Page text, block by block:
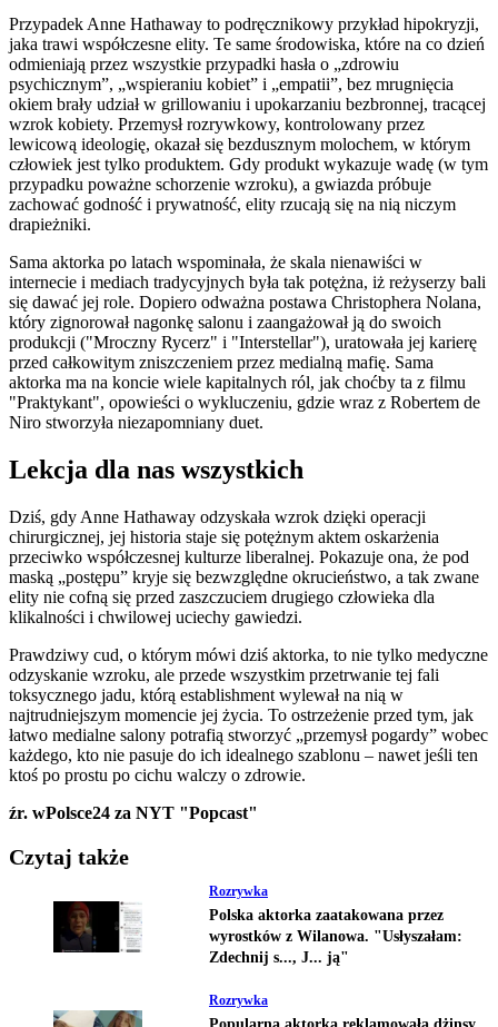
Przypadek Anne Hathaway to podręcznikowy przykład hipokryzji,
jaka trawi współczesne elity. Te same środowiska, które na co dzień
odmieniają przez wszystkie przypadki hasła o „zdrowiu
psychicznym”, „wspieraniu kobiet” i „empatii”, bez mrugnięcia
okiem brały udział w grillowaniu i upokarzaniu bezbronnej, tracącej
wzrok kobiety. Przemysł rozrywkowy, kontrolowany przez
lewicową ideologię, okazał się bezdusznym molochem, w którym
człowiek jest tylko produktem. Gdy produkt wykazuje wadę (w tym
przypadku poważne schorzenie wzroku), a gwiazda próbuje
zachować godność i prywatność, elity rzucają się na nią niczym
drapieżniki.
Sama aktorka po latach wspominała, że skala nienawiści w
internecie i mediach tradycyjnych była tak potężna, iż reżyserzy bali
się dawać jej role. Dopiero odważna postawa Christophera Nolana,
który zignorował nagonkę salonu i zaangażował ją do swoich
produkcji ("Mroczny Rycerz" i "Interstellar"), uratowała jej karierę
przed całkowitym zniszczeniem przez medialną mafię. Sama
aktorka ma na koncie wiele kapitalnych ról, jak choćby ta z filmu
"Praktykant", opowieści o wykluczeniu, gdzie wraz z Robertem de
Niro stworzyła niezapomniany duet.
Lekcja dla nas wszystkich
Dziś, gdy Anne Hathaway odzyskała wzrok dzięki operacji
chirurgicznej, jej historia staje się potężnym aktem oskarżenia
przeciwko współczesnej kulturze liberalnej. Pokazuje ona, że pod
maską „postępu” kryje się bezwzględne okrucieństwo, a tak zwane
elity nie cofną się przed zaszczuciem drugiego człowieka dla
klikalności i chwilowej uciechy gawiedzi.
Prawdziwy cud, o którym mówi dziś aktorka, to nie tylko medyczne
odzyskanie wzroku, ale przede wszystkim przetrwanie tej fali
toksycznego jadu, którą establishment wylewał na nią w
najtrudniejszym momencie jej życia. To ostrzeżenie przed tym, jak
łatwo medialne salony potrafią stworzyć „przemysł pogardy” wobec
każdego, kto nie pasuje do ich idealnego szablonu – nawet jeśli ten
ktoś po prostu po cichu walczy o zdrowie.
źr. wPolsce24 za NYT "Popcast"
Czytaj także
Rozrywka
Polska aktorka zaatakowana przez
wyrostków z Wilanowa. "Usłyszałam:
Zdechnij s..., J... ją"
Rozrywka